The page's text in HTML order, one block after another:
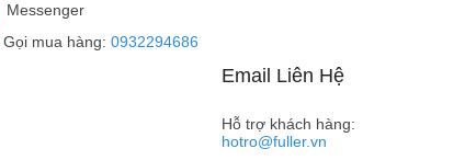
Messenger
Gọi mua hàng: 0932294686
Email Liên Hệ
Hỗ trợ khách hàng:
hotro@fuller.vn